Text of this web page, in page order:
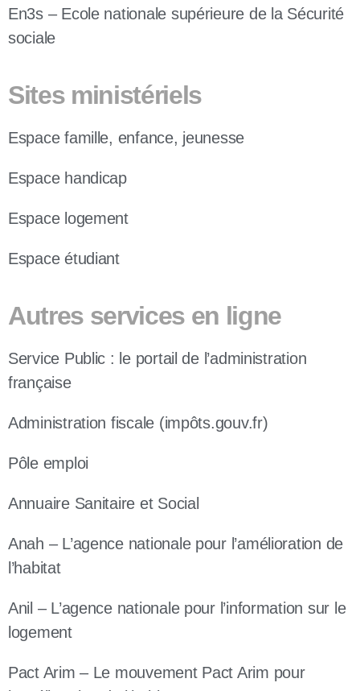
En3s – Ecole nationale supérieure de la Sécurité
sociale
Sites ministériels
Espace famille, enfance, jeunesse
Espace handicap
Espace logement
Espace étudiant
Autres services en ligne
Service Public : le portail de l’administration
française
Administration fiscale (impôts.gouv.fr)
Pôle emploi
Annuaire Sanitaire et Social
Anah – L’agence nationale pour l’amélioration de
l’habitat
Anil – L’agence nationale pour l’information sur le
logement
Pact Arim – Le mouvement Pact Arim pour